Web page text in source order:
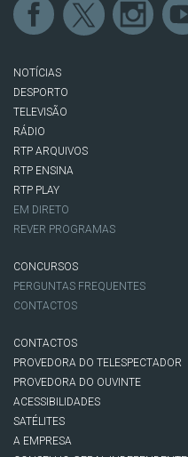
NOTÍCIAS
DESPORTO
TELEVISÃO
RÁDIO
RTP ARQUIVOS
RTP ENSINA
RTP PLAY
EM DIRETO
REVER PROGRAMAS
CONCURSOS
PERGUNTAS FREQUENTES
CONTACTOS
CONTACTOS
PROVEDORA DO TELESPECTADOR
PROVEDORA DO OUVINTE
ACESSIBILIDADES
SATÉLITES
A EMPRESA